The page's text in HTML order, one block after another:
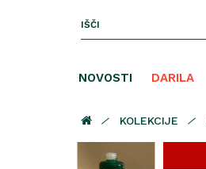
NOVOSTI DARILA
KOLEKCIJE